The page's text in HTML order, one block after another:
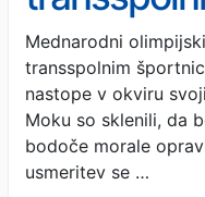
Mednarodni
transspolnim
nastope v okviru
Moku so sklenili, da
bodoče morale
usmeritev se …